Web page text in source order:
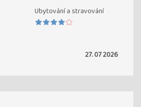
Ubytování a stravování
27. 07 2026